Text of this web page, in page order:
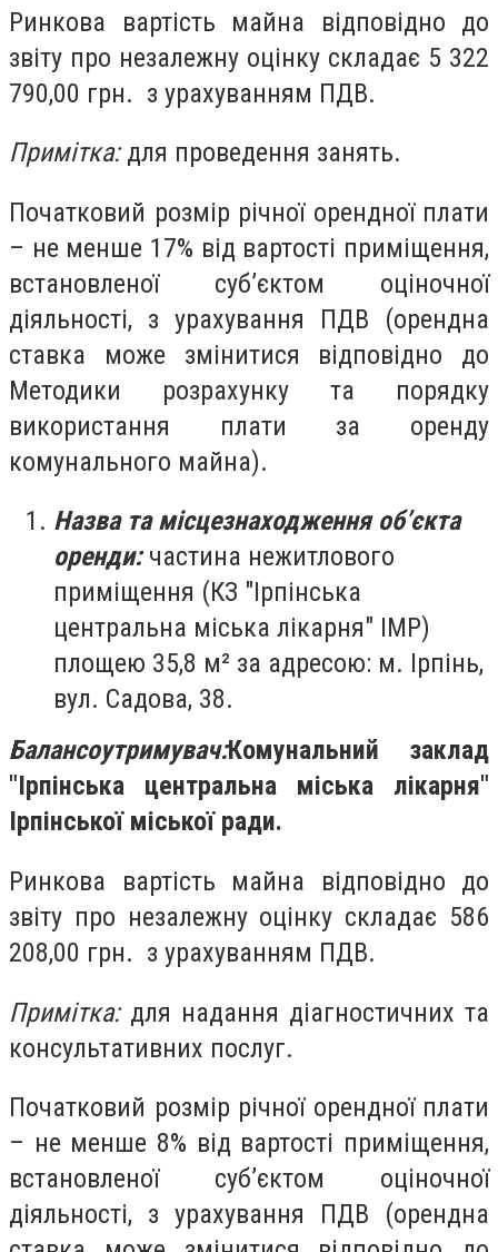
Ринкова вартість майна відповідно до
звіту про незалежну оцінку складає 5 322
790,00 грн. з урахуванням ПДВ.
Примітка:для проведення занять.
Початковий розмір річної орендної плати
– не менше 17% від вартості приміщення,
встановленої суб’єктом оціночної
діяльності, з урахування ПДВ (орендна
ставка може змінитися відповідно до
Методики розрахунку та порядку
використання плати за оренду
комунального майна).
Назва та місцезнаходження об’єкта
оренди:частина нежитлового
приміщення (КЗ "Ірпінська
центральна міська лікарня" ІМР)
площею 35,8 м² за адресою: м. Ірпінь,
вул. Садова, 38.
Балансоутримувач:Комунальний заклад
"Ірпінська центральна міська лікарня"
Ірпінської міської ради.
Ринкова вартість майна відповідно до
звіту про незалежну оцінку складає 586
208,00 грн. з урахуванням ПДВ.
Примітка:для надання діагностичних та
консультативних послуг.
Початковий розмір річної орендної плати
– не менше 8% від вартості приміщення,
встановленої суб’єктом оціночної
діяльності, з урахування ПДВ (орендна